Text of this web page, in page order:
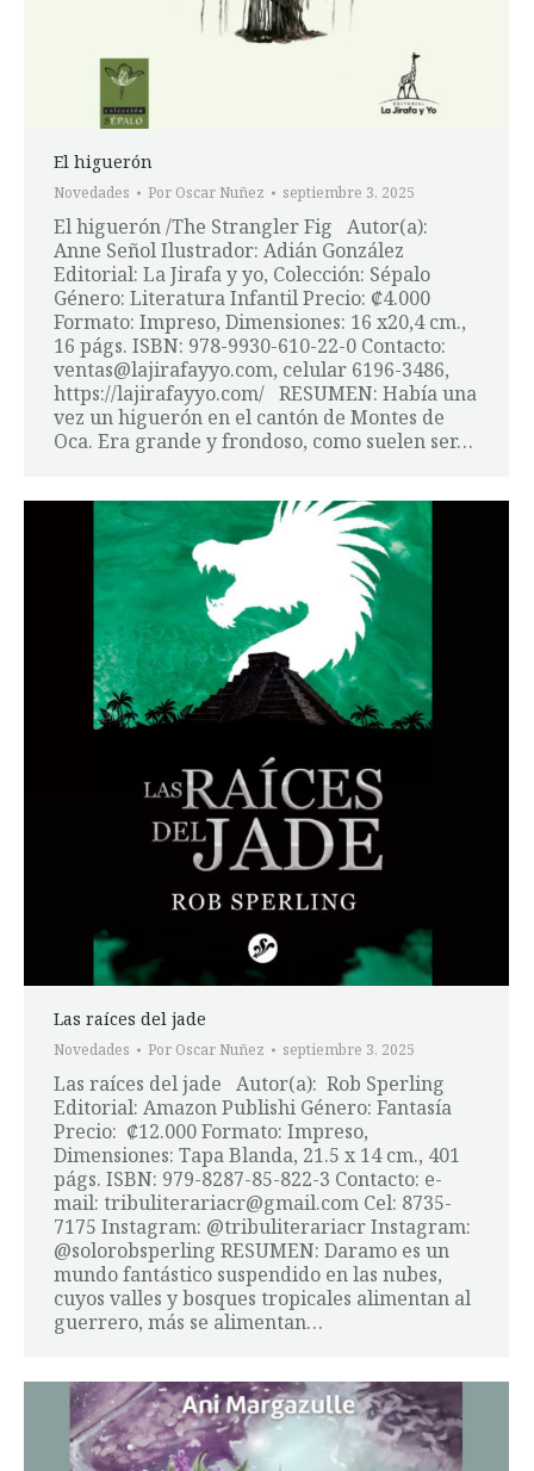
El higuerón
Novedades Por Oscar Nuñez septiembre 3, 2025
El higuerón /The Strangler Fig Autor(a):
Anne Señol Ilustrador: Adián González
Editorial: La Jirafa y yo, Colección: Sépalo
Género: Literatura Infantil Precio: ₡4.000
Formato: Impreso, Dimensiones: 16 x20,4 cm.,
16 págs. ISBN: 978-9930-610-22-0 Contacto:
ventas@lajirafayyo.com, celular 6196-3486,
https://lajirafayyo.com/ RESUMEN: Había una
vez un higuerón en el cantón de Montes de
Oca. Era grande y frondoso, como suelen ser…
Las raíces del jade
Novedades Por Oscar Nuñez septiembre 3, 2025
Las raíces del jade Autor(a): Rob Sperling
Editorial: Amazon Publishi Género: Fantasía
Precio: ₡12.000 Formato: Impreso,
Dimensiones: Tapa Blanda, 21.5 x 14 cm., 401
págs. ISBN: 979-8287-85-822-3 Contacto: e-
mail: tribuliterariacr@gmail.com Cel: 8735-
7175 Instagram: @tribuliterariacr Instagram:
@solorobsperling RESUMEN: Daramo es un
mundo fantástico suspendido en las nubes,
cuyos valles y bosques tropicales alimentan al
guerrero, más se alimentan…